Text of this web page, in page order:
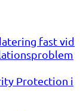
fast vid
Protection i